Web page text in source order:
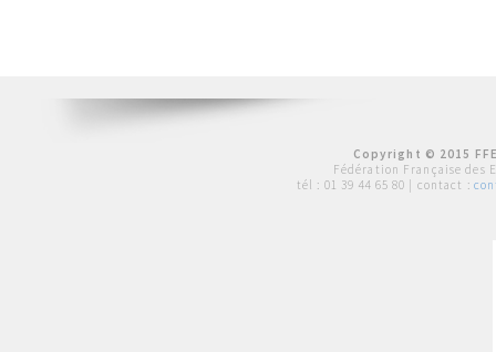
Copyright © 2015
Fédération Française des
tél : 01 39 44 65 80 | contact :